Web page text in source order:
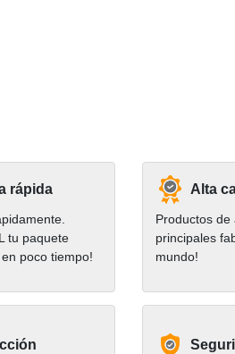
rápida
tu paquete
poco tiempo!
Alta
Productos de
principales
mundo!